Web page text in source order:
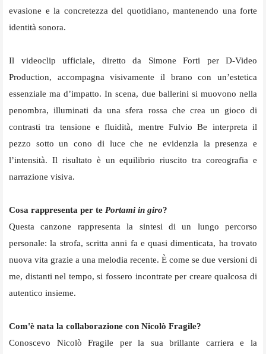
evasione e la concretezza del quotidiano, mantenendo una forte
identità sonora.
Il videoclip ufficiale, diretto da Simone Forti per D-Video
Production, accompagna visivamente il brano con un’estetica
essenziale ma d’impatto. In scena, due ballerini si muovono nella
penombra, illuminati da una sfera rossa che crea un gioco di
contrasti tra tensione e fluidità, mentre Fulvio Be interpreta il
pezzo sotto un cono di luce che ne evidenzia la presenza e
l’intensità. Il risultato è un equilibrio riuscito tra coreografia e
narrazione visiva.
Cosa rappresenta per te Portami in giro?
Questa canzone rappresenta la sintesi di un lungo percorso
personale: la strofa, scritta anni fa e quasi dimenticata, ha trovato
nuova vita grazie a una melodia recente. È come se due versioni di
me, distanti nel tempo, si fossero incontrate per creare qualcosa di
autentico insieme.
Com'è nata la collaborazione con Nicolò Fragile?
Conoscevo Nicolò Fragile per la sua brillante carriera e la